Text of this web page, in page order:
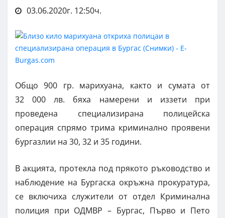
03.06.2020г. 12:50ч.
Общо 900 гр. марихуана, както и сумата от
32 000 лв. бяха намерени и иззети при
проведена специализирана полицейска
операция спрямо трима криминално проявени
бургазлии на 30, 32 и 35 години.
В акцията, протекла под прякото ръководство и
наблюдение на Бургаска окръжна прокуратура,
се включиха служители от отдел Криминална
полиция при ОДМВР – Бургас, Първо и Пето